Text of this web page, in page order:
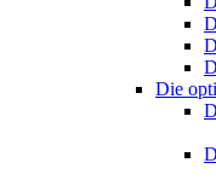
Die